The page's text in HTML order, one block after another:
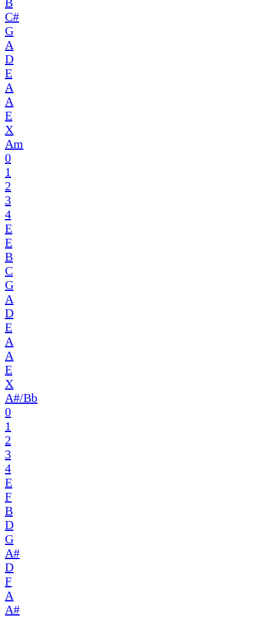
C#
G
A
D
E
A
A
E
X
Am
0
1
2
3
4
E
E
B
C
G
A
D
E
A
A
E
X
A#/Bb
0
1
2
3
4
E
F
B
D
G
A#
D
F
A
A#